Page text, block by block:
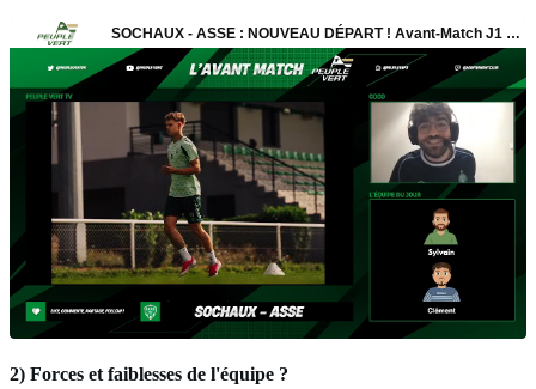
2) Forces et faiblesses de l'équipe ?